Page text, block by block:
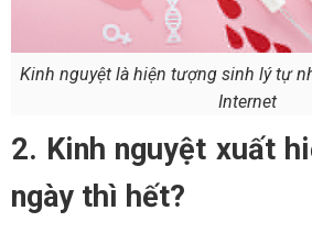
Kinh nguyệt là hiện tượng sinh lý tự
Internet
2. Kinh nguyệt xuất
ngày thì hết?